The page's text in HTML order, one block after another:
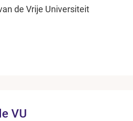
de Vrije Universiteit
VU